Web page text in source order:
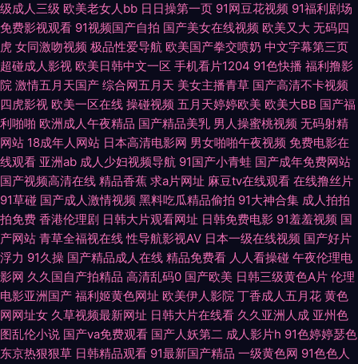
日本足交视频 伊人福利影院 97新网址 福利姬极品导航 老湿影院福利 日本不
卡视屏 午夜久久电影 av在线观看 国产狼人 久久人国产 日韩激情老湿 91熟
妇露脸 成人Av色情 精东一级片aV 欧美激情一区 婷婷色在线 另类第一页 91
午夜色色 福利社色导航 午夜电影激情18 传媒精品入口免费 精品国产九九九
午夜销魂福利 变态另类第7页 欧美色图五月天 伊人天天综合网 ts人妖第一页
九一青青青青草 四虎福利导航 91视频线上网站 成人国产自拍 后入黑丝 人妖
TS 最新人妻AV电影 草草浮力影院 蜜桃91逼视频 亚洲天堂bt 99视频在线 国
产性爱大片网站 欧洲九九色 午夜久久视频 91在线资源 国产1区综合情色 久
久大香蕉物业 91欧洲视频 国产区丝袜玉足 91在线破处 欧洲亚洲午夜 91豆花
级成人三级 欧美老女人bb 日日操第一页 91网豆花视频 91福利剧场
免费影视观看 91视频国产自拍 国产美女在线视频 欧美又大 无码四
虎 女同激吻视频 极品性爱导航 欧美国产拳交喷奶 中文字幕第三页
超碰成人影视 欧美日韩中文一区 手机看片1204 91色快播 福利撸影
院 激情五月天国产 综合网五月天 美女主播青草 国产高清不卡视频
四虎影视 欧美一区在线 操碰视频 五月天婷婷欧美 欧美大BB 国产福
利啪啪 欧洲成人午夜精品 国产精品美乳 男人操蜜桃视频 无码射精
网站 18成年人网站 日本高清电影网 男女啪啪午夜视频 免费电影在
线观看 亚洲ab 成人少妇视频导航 91国产小青蛙 国产成年免费网站
国产视频高清在线 精品香蕉 求a片网址 麻豆tv在线观看 在线撸丝片
91草碰 国产成人激情视频 黑料吃瓜精品偷拍 91大神合集 成人拍拍
拍免费 香港伦理剧 日韩大片观看网址 日韩免费电影 91羞羞视频 国
产网站 青草全福视在线 性导航影视AV 日本一级在线视频 国产好片
浮力 91久操 国产精品成人在线 精品免费看 人人看操碰 午夜伦理电
影网 久久国自产拍精品 高清乱码0 国产欧美 日韩三级黄色A片 伦理
电影亚洲国产 福利姬黄色网址 欧美伊人影院 丁香成人五月花 黄色
网网址女 久草视频最新网址 日韩大片在线看 久久亚洲人成 亚州色
图乱伦小说 国产va免费观看 国产人妖第二 成人影片h 91色婷婷瑟色
东京热狠狠草 日韩精品观看 91最新国产精品 一级黄色网 91色色人